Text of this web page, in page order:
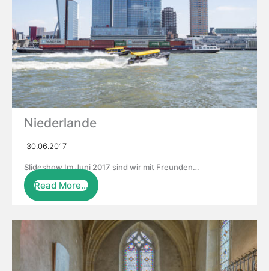
Niederlande
30.06.2017
Slideshow Im Juni 2017 sind wir mit Freunden…
Read More…